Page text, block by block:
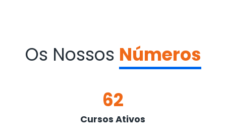
Os Nossos Números
62
Cursos Ativos